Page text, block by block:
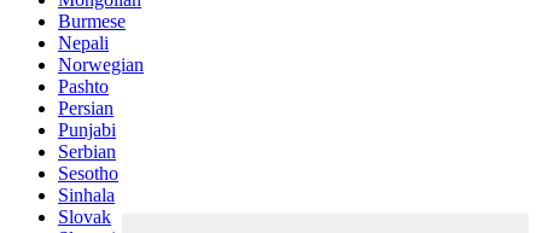
Burmese
Nepali
Norwegian
Pashto
Persian
Punjabi
Serbian
Sesotho
Sinhala
Slovak